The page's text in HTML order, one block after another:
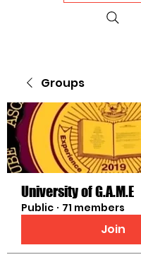
Groups
University of G.A.M.E
Public · 71 members
Join